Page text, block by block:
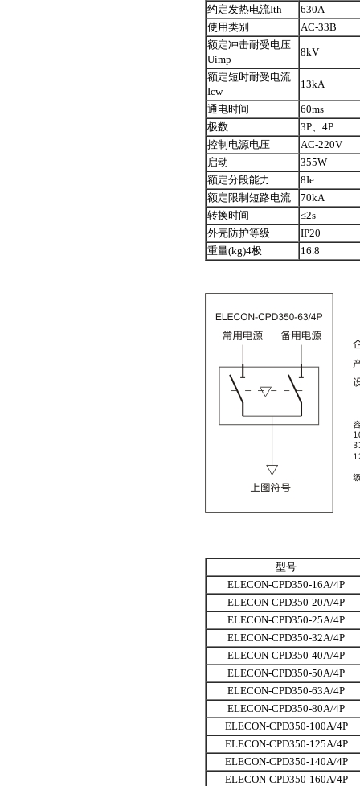
约定发热电流Ith
630A
使用类别
AC-33B
额定冲击耐受电压
Uimp
8kV
额定短时耐受电流
Icw
13kA
通电时间
60ms
极数
3P、4P
控制电源电压
AC-220V
启动
355W
额定分段能力
8Ie
额定限制短路电流
70kA
转换时间
≤2s
外壳防护等级
IP20
重量(kg)4极
16.8
型号
ELECON-CPD350-16A/4P
ELECON-CPD350-20A/4P
ELECON-CPD350-25A/4P
ELECON-CPD350-32A/4P
ELECON-CPD350-40A/4P
ELECON-CPD350-50A/4P
ELECON-CPD350-63A/4P
ELECON-CPD350-80A/4P
ELECON-CPD350-100A/4P
ELECON-CPD350-125A/4P
ELECON-CPD350-140A/4P
ELECON-CPD350-160A/4P